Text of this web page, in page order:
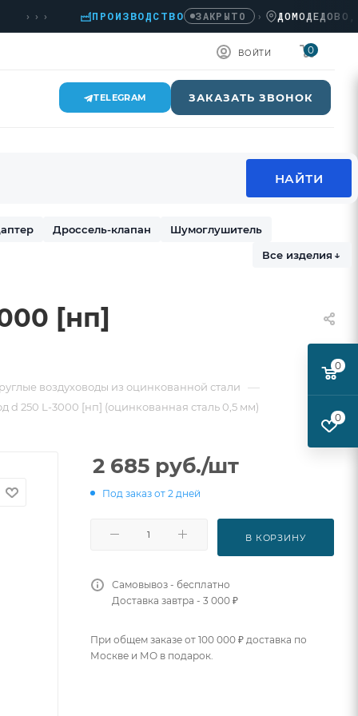
ПРОИЗВОДСТВО ЗАКРЫТО › ДОМОДЕДОВО,
ВОЙТИ 0
TELEGRAM ЗАКАЗАТЬ ЗВОНОК
Дроссель-клапан
Шумоглушитель
Все изделия ↓
[нп]
воздуховоды из оцинкованной стали —
d 250 L-3000 [нп] (оцинкованная сталь 0,5 мм)
2 685 руб./шт
Под заказ от 2 дней
В КОРЗИНУ
Самовывоз - бесплатно
Доставка завтра - 3 000 ₽
При общем заказе от 100 000 ₽ доставка по
Москве и МО в подарок.
0
0